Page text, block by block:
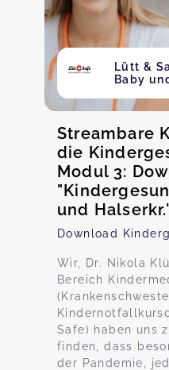
Lütt &
Baby
Streambare
die
Modul 3:
und
Download
Wir, Dr. Nikola
Bereich
Safe) haben uns
finden, dass
der Pandemie,